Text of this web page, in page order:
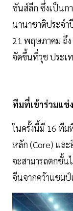
ชันส์ลีก ซึ่งเป็นก
นานาชาติประจำ
21 พฤษภาคม ถึ
จัดขึ้นที่วุช ประเ
ทีมที่เข้าร่วมแข่
ในครั้งนี้มี 16 ทีม
หลัก (Core) แล
จะสามารถตกชั้
จีนจากคว้าแชม